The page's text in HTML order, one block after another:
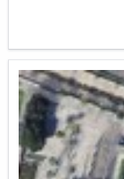
el sentido de
la calle palma